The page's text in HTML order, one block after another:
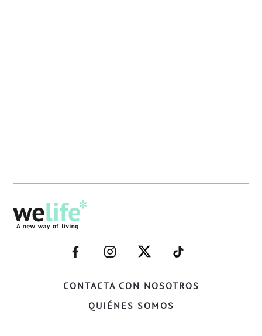
CONTACTA CON NOSOTROS
QUIÉNES SOMOS
–
FACEBOOK–
–
INSTAGRAM–
–
TWITTER–
–
WELIFE–